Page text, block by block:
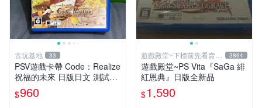
古玩基地 33
PSV遊戲卡帶 Code：Realize
祝福的未來 日版日文 測試正
常適合收藏 成色如圖 過去久
遠使用痕跡 游戲機玩古早遊
$960
遊戲殿堂~下標前先看賣場
關於我
3864
遊戲殿堂~PS Vita『SaGa 緋
紅恩典』日版全新品
$1,590